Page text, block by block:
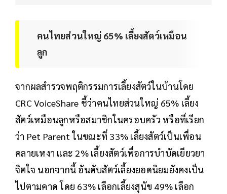
คนไทยส่วนใหญ่ 65% เลี้ยงสัตว์เหมือน
ลูก
จากผลสำรวจพฤติกรรมการเลี้ยงสัตว์ในบ้านโดย
CRC VoiceShare ชี้ว่าคนไทยส่วนใหญ่ 65% เลี้ยง
สัตว์เหมือนลูกหรือสมาชิกในครอบครัว หรือที่เรียก
ว่า Pet Parent ในขณะที่ 33% เลี้ยงสัตว์เป็นเพื่อน
คลายเหงา และ 2% เลี้ยงสัตว์เพื่อการบำบัดเยียวยา
จิตใจ นอกจากนี้ อันดับสัตว์เลี้ยงยอดนิยมยังคงเป็น
ไปตามคาด โดย 63% เลือกเลี้ยงสุนัข 49% เลือก